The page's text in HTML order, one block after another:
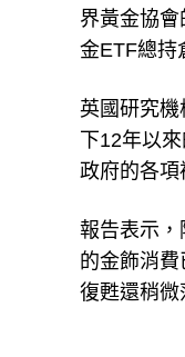
界黃金協
金ETF總持
英國研究機
下12年以
政府的各項
報告表示，
的金飾消
復甦還稍微